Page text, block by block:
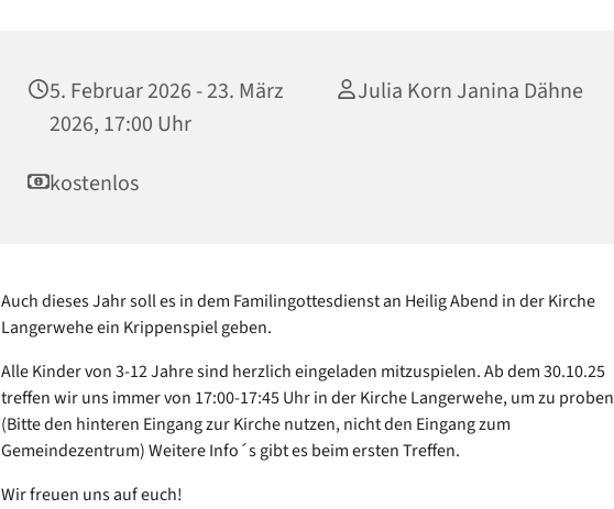
5. Februar 2026 - 23. März
2026, 17:00 Uhr
Julia Korn Janina Dähne
kostenlos
Auch dieses Jahr soll es in dem Familingottesdienst an Heilig Abend in der Kirche
Langerwehe ein Krippenspiel geben.
Alle Kinder von 3-12 Jahre sind herzlich eingeladen mitzuspielen. Ab dem 30.10.25
treffen wir uns immer von 17:00-17:45 Uhr in der Kirche Langerwehe, um zu proben
(Bitte den hinteren Eingang zur Kirche nutzen, nicht den Eingang zum
Gemeindezentrum) Weitere Info´s gibt es beim ersten Treffen.
Wir freuen uns auf euch!